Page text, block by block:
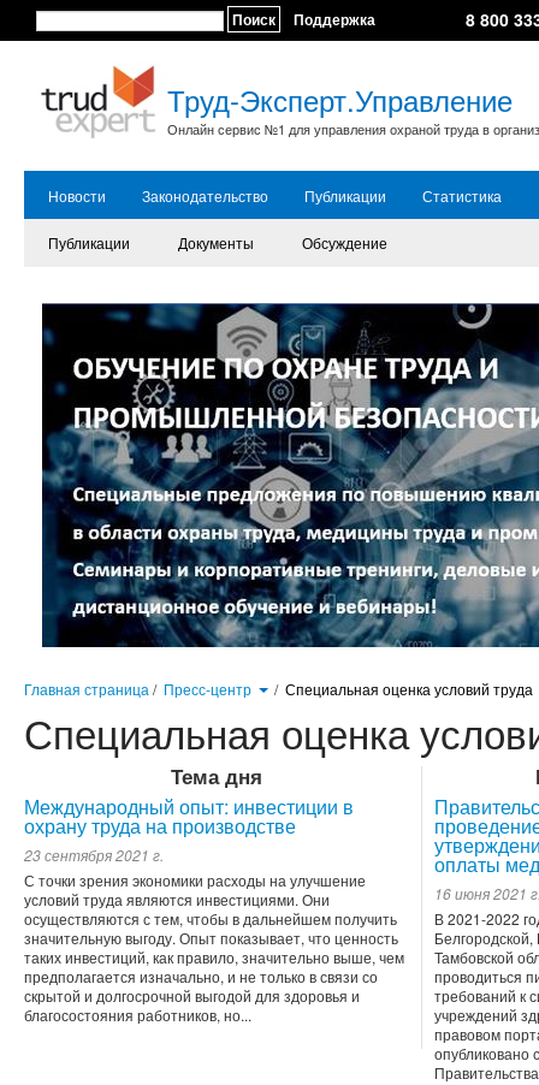
Поиск Поддержка 8 800
Труд-Эксперт.Управление
Онлайн сервис №1 для управления охраной труда в
Новости Законодательство Публикации Статистика
Публикации Документы Обсуждение
Главная страница / Пресс-центр / Специальная оценка условий труда
Специальная оценка
Тема дня
Международный опыт: инвестиции в
охрану труда на производстве
23 сентября 2021 г.
С точки зрения экономики расходы на улучшение
условий труда являются инвестициями. Они
осуществляются с тем, чтобы в дальнейшем получить
значительную выгоду. Опыт показывает, что ценность
таких инвестиций, как правило, значительно выше, чем
предполагается изначально, и не только в связи со
скрытой и долгосрочной выгодой для здоровья и
благосостояния работников, но...
оплаты
16 июня 2021
В 2021-2022
Белгородской,
Тамбовской
проводиться
требований к
учреждений
правовом
опубликовано